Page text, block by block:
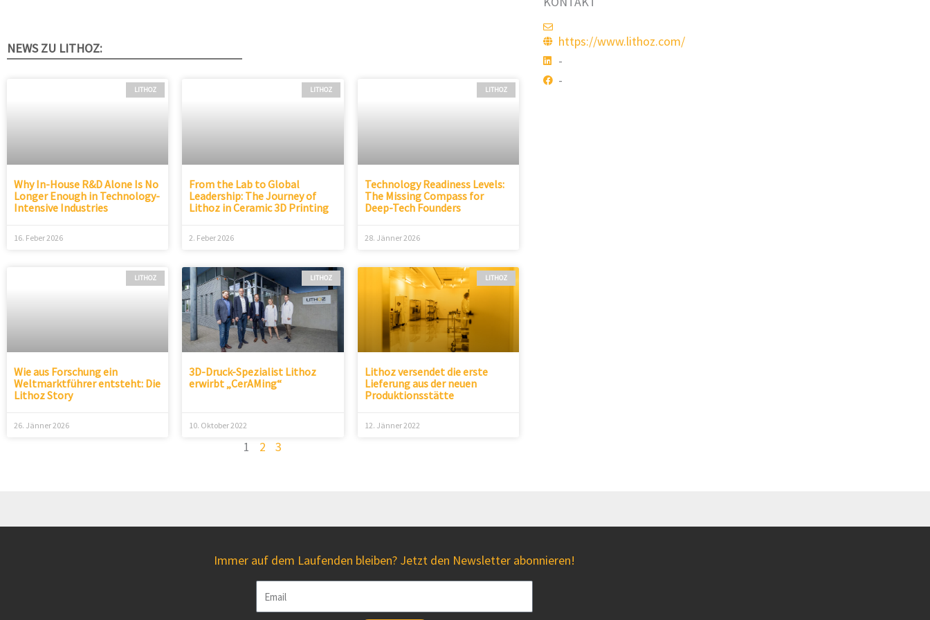
NEWS ZU LITHOZ:
LITHOZ
Why In-House R&D Alone Is No
Longer Enough in Technology-
Intensive Industries
16. Feber 2026
LITHOZ
From the Lab to Global
Leadership: The Journey of
Lithoz in Ceramic 3D Printing
2. Feber 2026
LITHOZ
Technology Readiness Levels:
The Missing Compass for
Deep-Tech Founders
28. Jänner 2026
LITHOZ
Wie aus Forschung ein
Weltmarktführer entsteht: Die
Lithoz Story
26. Jänner 2026
LITHOZ
3D-Druck-Spezialist Lithoz
erwirbt „CerAMing“
10. Oktober 2022
LITHOZ
Lithoz versendet die erste
Lieferung aus der neuen
Produktionsstätte
12. Jänner 2022
1 2 3
https://www.lithoz.com/
-
-
Immer auf dem Laufenden bleiben? Jetzt den Newsletter abonnieren!
Email